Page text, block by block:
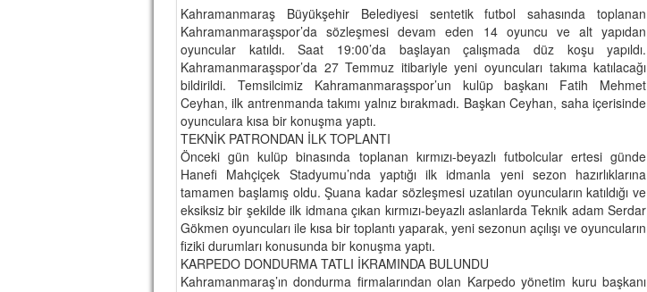
Kahramanmaraş Büyükşehir Belediyesi sentetik futbol sahasında toplanan
Kahramanmaraşspor’da sözleşmesi devam eden 14 oyuncu ve alt yapıdan
oyuncular katıldı. Saat 19:00’da başlayan çalışmada düz koşu yapıldı.
Kahramanmaraşspor’da 27 Temmuz itibariyle yeni oyuncuları takıma katılacağı
bildirildi. Temsilcimiz Kahramanmaraşspor’un kulüp başkanı Fatih Mehmet
Ceyhan, ilk antrenmanda takımı yalnız bırakmadı. Başkan Ceyhan, saha içerisinde
oyunculara kısa bir konuşma yaptı.
TEKNİK PATRONDAN İLK TOPLANTI
Önceki gün kulüp binasında toplanan kırmızı-beyazlı futbolcular ertesi günde
Hanefi Mahçiçek Stadyumu’nda yaptığı ilk idmanla yeni sezon hazırlıklarına
tamamen başlamış oldu. Şuana kadar sözleşmesi uzatılan oyuncuların katıldığı ve
eksiksiz bir şekilde ilk idmana çıkan kırmızı-beyazlı aslanlarda Teknik adam Serdar
Gökmen oyuncuları ile kısa bir toplantı yaparak, yeni sezonun açılışı ve oyuncuların
fiziki durumları konusunda bir konuşma yaptı.
KARPEDO DONDURMA TATLI İKRAMINDA BULUNDU
Kahramanmaraş’ın dondurma firmalarından olan Karpedo yönetim kuru başkanı